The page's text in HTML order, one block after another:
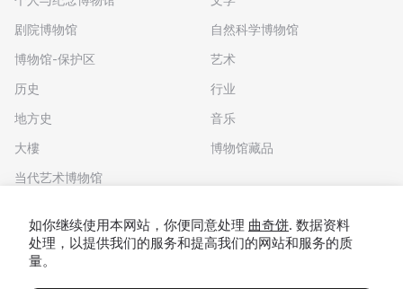
剧院博物馆
博物馆-保护区
历史
地方史
大樓
当代艺术博物馆
自然科学博物馆
艺术
行业
音乐
博物馆藏品
如你继续使用本网站，你便同意处理 曲奇饼. 数据资料
处理，以提供我们的服务和提高我们的网站和服务的质
量。